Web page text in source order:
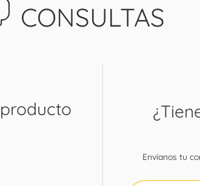
CONSULTAS
Envíanos tu